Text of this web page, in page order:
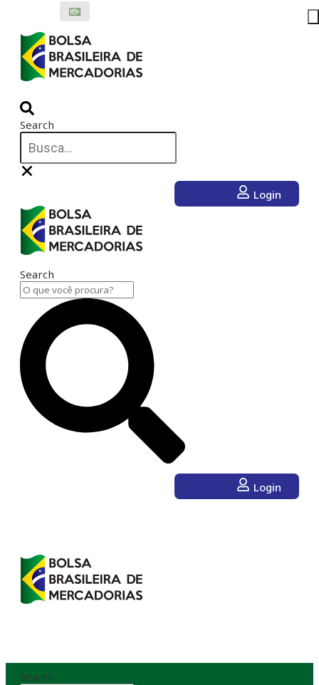
conteúdo
Search
Login
Search
Login
Search